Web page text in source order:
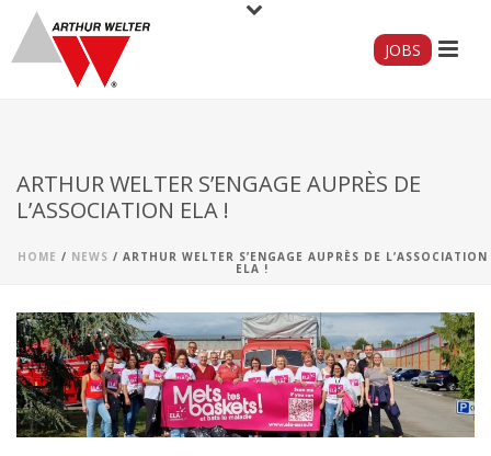
JOBS
ARTHUR WELTER S’ENGAGE AUPRÈS DE
L’ASSOCIATION ELA !
HOME / NEWS / ARTHUR WELTER S’ENGAGE AUPRÈS DE L’ASSOCIATION
ELA !